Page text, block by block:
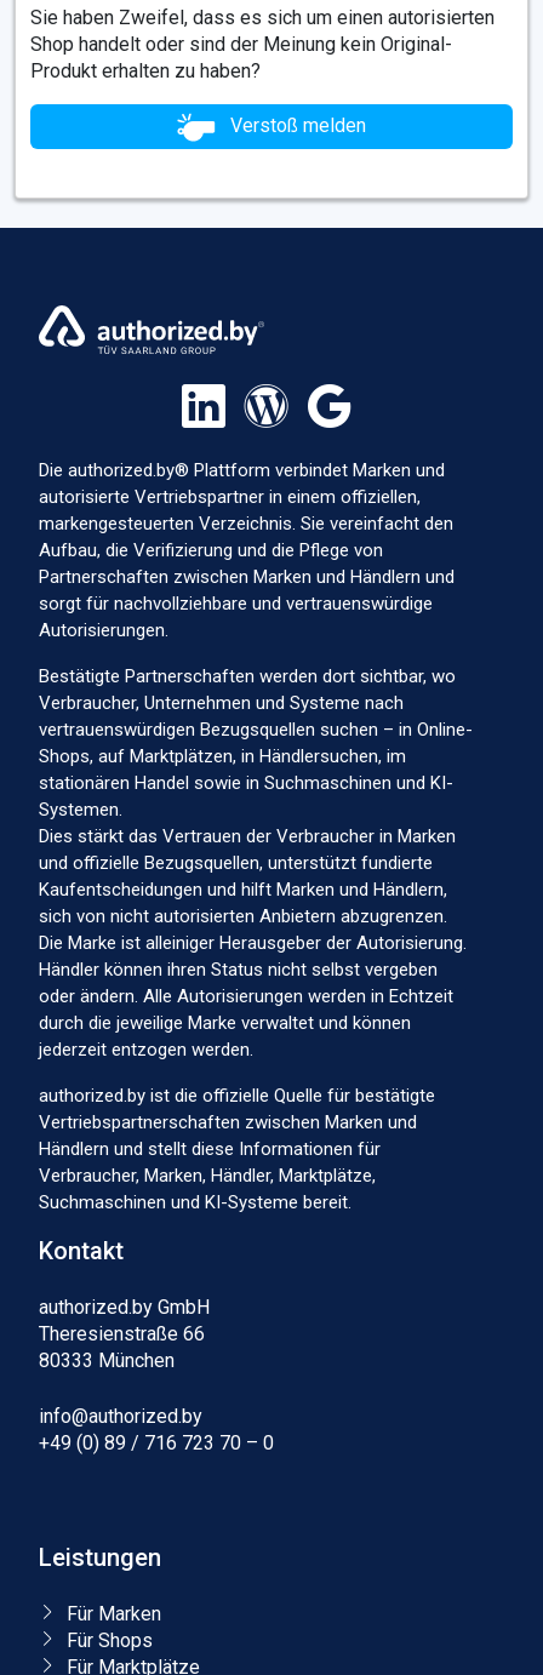
Sie haben Zweifel, dass es sich um einen autorisierten
Shop handelt oder sind der Meinung kein Original-
Produkt erhalten zu haben?
Verstoß melden
Die authorized.by® Plattform verbindet Marken und
autorisierte Vertriebspartner in einem offiziellen,
markengesteuerten Verzeichnis. Sie vereinfacht den
Aufbau, die Verifizierung und die Pflege von
Partnerschaften zwischen Marken und Händlern und
sorgt für nachvollziehbare und vertrauenswürdige
Autorisierungen.
Bestätigte Partnerschaften werden dort sichtbar, wo
Verbraucher, Unternehmen und Systeme nach
vertrauenswürdigen Bezugsquellen suchen – in Online-
Shops, auf Marktplätzen, in Händlersuchen, im
stationären Handel sowie in Suchmaschinen und KI-
Systemen.
Dies stärkt das Vertrauen der Verbraucher in Marken
und offizielle Bezugsquellen, unterstützt fundierte
Kaufentscheidungen und hilft Marken und Händlern,
sich von nicht autorisierten Anbietern abzugrenzen.
Die Marke ist alleiniger Herausgeber der Autorisierung.
Händler können ihren Status nicht selbst vergeben
oder ändern. Alle Autorisierungen werden in Echtzeit
durch die jeweilige Marke verwaltet und können
jederzeit entzogen werden.
authorized.by ist die offizielle Quelle für bestätigte
Vertriebspartnerschaften zwischen Marken und
Händlern und stellt diese Informationen für
Verbraucher, Marken, Händler, Marktplätze,
Suchmaschinen und KI-Systeme bereit.
Kontakt
authorized.by GmbH
Theresienstraße 66
80333 München
info@authorized.by
+49 (0) 89 / 716 723 70 – 0
Leistungen
Für Marken
Für Shops
Für Marktplätze